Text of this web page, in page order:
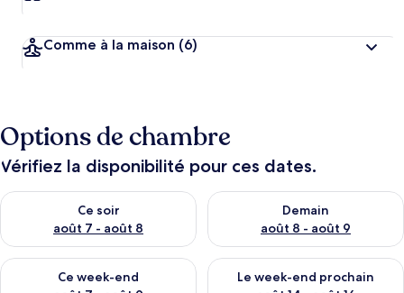
Comme à la maison (6)
Options de chambre
Vérifiez la disponibilité pour ces dates.
Ce soir
août 7 - août 8
Vérifier la disponibilité pour ce soir août 7 - août 8
Demain
août 8 - août 9
Vérifier la disponibilité pour
Ce week-end
Vérifier la disponibilité pour ce week-end août 7 - août 9
Le week-end prochain
Vérifier la disponibilité pour